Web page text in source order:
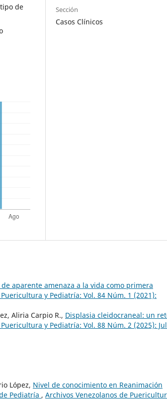
de
Sección
Casos Clínicos
de aparente amenaza a la vida como primera
y Pediatría: Vol. 84 Núm. 1 (2021):
Aliria Carpio R., Displasia cleidocraneal: un
y Pediatría: Vol. 88 Núm. 2 (2025):
López, Nivel de conocimiento en Reanimación
Pediatría , Archivos Venezolanos de